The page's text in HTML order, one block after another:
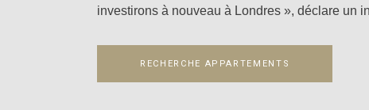
investirons à nouveau à Londres », déclare un
RECHERCHE APPARTEMENTS